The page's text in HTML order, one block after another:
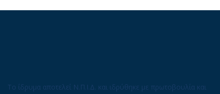
Το ίδρυμα αποτελεί Ν.Π.Ι.Δ. και ιδρύθηκε με πρωτοβουλία και